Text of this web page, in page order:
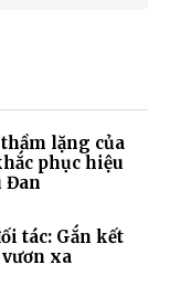
lặng của
phục hiệu
Đan
tác: Gắn kết
xa